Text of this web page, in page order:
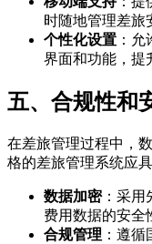
时随地管理差旅
个性化设置 ：
界面和功能，提
五、合规性和
在差旅管理过程中，
格的差旅管理系统应
数据加密：采用
费用数据的安全
合规管理 ：遵